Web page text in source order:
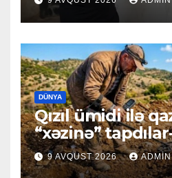
DÜNYA
Qızıl ümidi ilə
“xəzinə”
9 AVQUST 2026 ADMIN